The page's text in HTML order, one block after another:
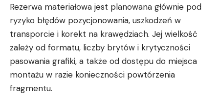
Rezerwa materiałowa jest planowana głównie pod
ryzyko błędów pozycjonowania, uszkodzeń w
transporcie i korekt na krawędziach. Jej wielkość
zależy od formatu, liczby brytów i krytyczności
pasowania grafiki, a także od dostępu do miejsca
montażu w razie konieczności powtórzenia
fragmentu.